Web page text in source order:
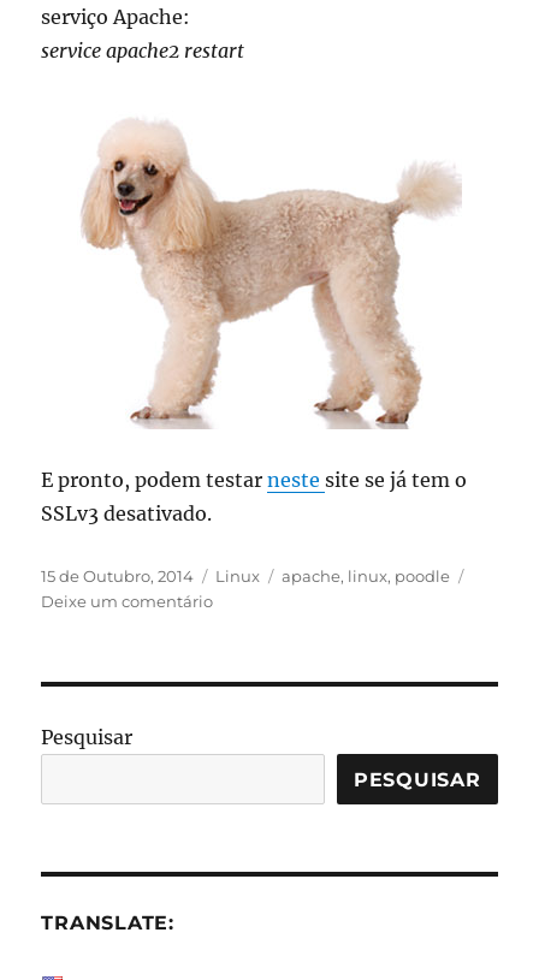
serviço Apache:
service apache2 restart
E pronto, podem testarnestesite se já tem o
SSLv3 desativado.
Publicado
em
15 de Outubro, 2014 Categorias
Linux Etiquetas
apache, linux, poodle
Deixe um comentáriosobre
Pesquisar
PESQUISAR
TRANSLATE: